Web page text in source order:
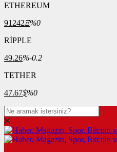
ETHEREUM
91242Ξ%0
RİPPLE
49.26%-0.2
TETHER
47.67$%0